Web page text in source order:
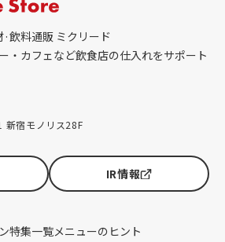
飲料通販 ミクリード
・カフェなど飲食店の仕入れをサポート
新宿モノリス28F
IR情報
特集一覧メニューのヒント